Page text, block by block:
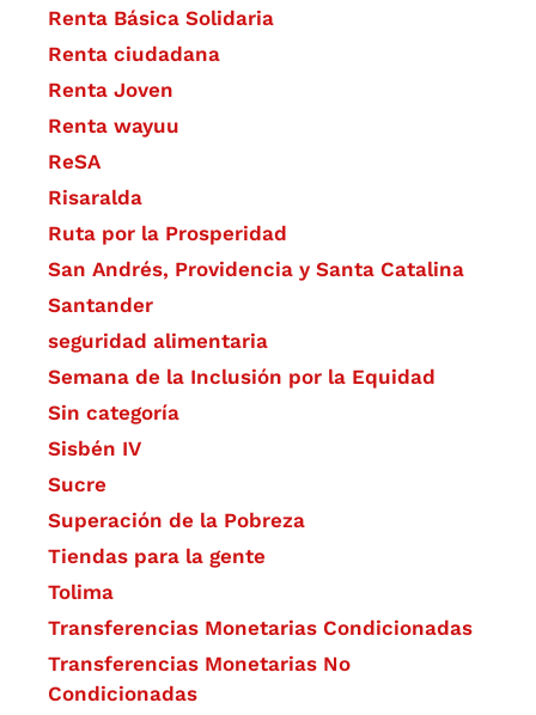
Renta Básica Solidaria
Renta ciudadana
Renta Joven
Renta wayuu
ReSA
Risaralda
Ruta por la Prosperidad
San Andrés, Providencia y Santa Catalina
Santander
seguridad alimentaria
Semana de la Inclusión por la Equidad
Sin categoría
Sisbén IV
Sucre
Superación de la Pobreza
Tiendas para la gente
Tolima
Transferencias Monetarias Condicionadas
Transferencias Monetarias No
Condicionadas